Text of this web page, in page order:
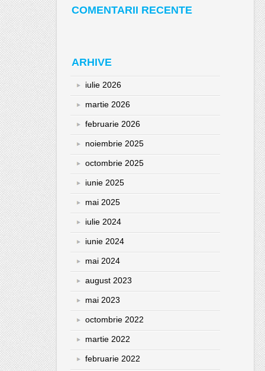
COMENTARII RECENTE
ARHIVE
iulie 2026
martie 2026
februarie 2026
noiembrie 2025
octombrie 2025
iunie 2025
mai 2025
iulie 2024
iunie 2024
mai 2024
august 2023
mai 2023
octombrie 2022
martie 2022
februarie 2022